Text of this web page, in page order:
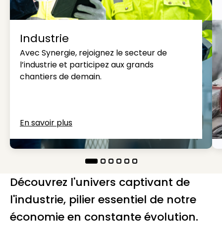
Industrie
Avec Synergie, rejoignez le secteur de
l’industrie et participez aux grands
chantiers de demain.
En savoir plus
Découvrez l'univers captivant de
l'industrie, pilier essentiel de notre
économie en constante évolution.